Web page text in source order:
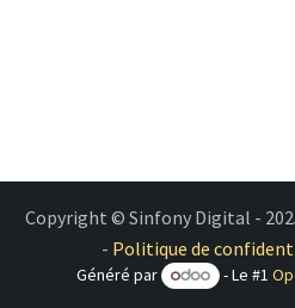
Copyright © Sinfony Digital -
- Politique de
Généré par - Le #1